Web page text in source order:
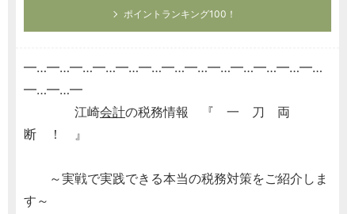
ポイントランキング100！
━…━…━…━…━…━…━…━…━…━…━…━…━…
━…━…━
江崎会計の税務情報 『 一 刀 両
断 ！ 』
～実戦で実践できる本当の税務対策をご紹介しま
す～